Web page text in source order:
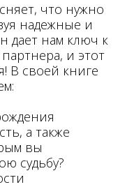
что нужно
надежные и
дает нам ключ к
и этот
В своей книге
а также
вы
судьбу?